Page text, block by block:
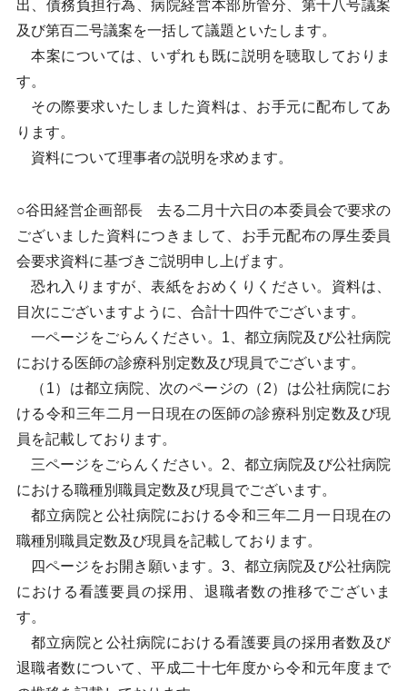
出、債務負担行為、病院経営本部所管分、第十八号議案
及び第百二号議案を一括して議題といたします。
本案については、いずれも既に説明を聴取しておりま
す。
その際要求いたしました資料は、お手元に配布してあ
ります。
資料について理事者の説明を求めます。
○谷田経営企画部長 去る二月十六日の本委員会で要求の
ございました資料につきまして、お手元配布の厚生委員
会要求資料に基づきご説明申し上げます。
恐れ入りますが、表紙をおめくりください。資料は、
目次にございますように、合計十四件でございます。
一ページをごらんください。1、都立病院及び公社病院
における医師の診療科別定数及び現員でございます。
（1）は都立病院、次のページの（2）は公社病院にお
ける令和三年二月一日現在の医師の診療科別定数及び現
員を記載しております。
三ページをごらんください。2、都立病院及び公社病院
における職種別職員定数及び現員でございます。
都立病院と公社病院における令和三年二月一日現在の
職種別職員定数及び現員を記載しております。
四ページをお開き願います。3、都立病院及び公社病院
における看護要員の採用、退職者数の推移でございま
す。
都立病院と公社病院における看護要員の採用者数及び
退職者数について、平成二十七年度から令和元年度まで